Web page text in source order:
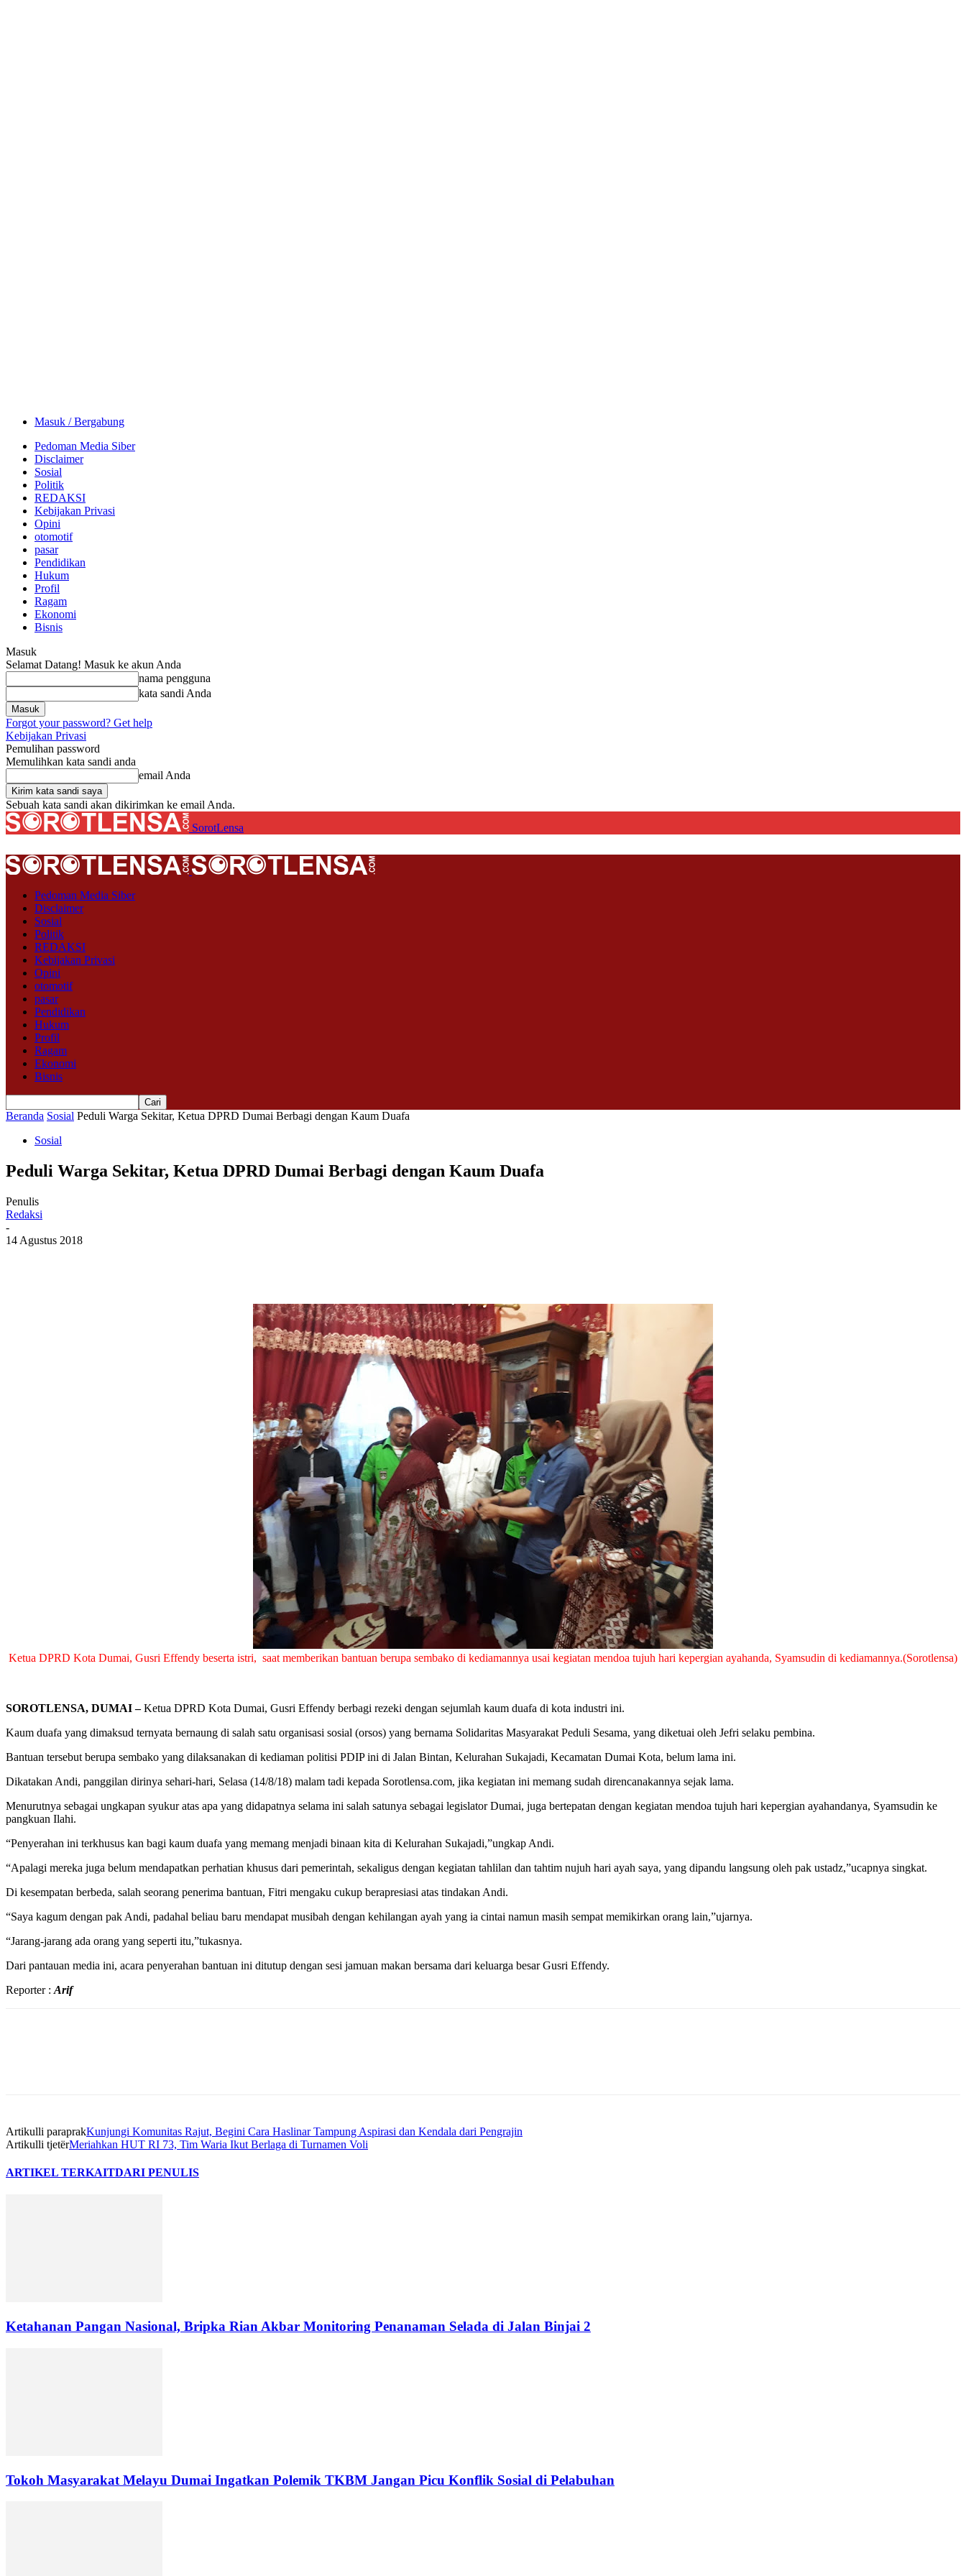
Masuk / Bergabung
Pedoman Media Siber
Disclaimer
Sosial
Politik
REDAKSI
Kebijakan Privasi
Opini
otomotif
pasar
Pendidikan
Hukum
Profil
Ragam
Ekonomi
Bisnis
Masuk
Selamat Datang! Masuk ke akun Anda
nama pengguna
kata sandi Anda
Forgot your password? Get help
Kebijakan Privasi
Pemulihan password
Memulihkan kata sandi anda
email Anda
Sebuah kata sandi akan dikirimkan ke email Anda.
SorotLensa
Pedoman Media Siber
Disclaimer
Sosial
Politik
REDAKSI
Kebijakan Privasi
Opini
otomotif
pasar
Pendidikan
Hukum
Profil
Ragam
Ekonomi
Bisnis
Beranda Sosial Peduli Warga Sekitar, Ketua DPRD Dumai Berbagi dengan Kaum Duafa
Sosial
Peduli Warga Sekitar, Ketua DPRD Dumai Berbagi dengan Kaum Duafa
Penulis
Redaksi
-
14 Agustus 2018
Ketua DPRD Kota Dumai, Gusri Effendy beserta istri, saat memberikan bantuan berupa sembako di kediamannya usai kegiatan mendoa tujuh hari kepergian ayahanda, Syamsudin di kediamannya.(Sorotlensa)
SOROTLENSA, DUMAI –Ketua DPRD Kota Dumai, Gusri Effendy berbagi rezeki dengan sejumlah kaum duafa di kota industri ini.
Kaum duafa yang dimaksud ternyata bernaung di salah satu organisasi sosial (orsos) yang bernama Solidaritas Masyarakat Peduli Sesama, yang diketuai oleh Jefri selaku pembina.
Bantuan tersebut berupa sembako yang dilaksanakan di kediaman politisi PDIP ini di Jalan Bintan, Kelurahan Sukajadi, Kecamatan Dumai Kota, belum lama ini.
Dikatakan Andi, panggilan dirinya sehari-hari, Selasa (14/8/18) malam tadi kepada Sorotlensa.com, jika kegiatan ini memang sudah direncanakannya sejak lama.
Menurutnya sebagai ungkapan syukur atas apa yang didapatnya selama ini salah satunya sebagai legislator Dumai, juga bertepatan dengan kegiatan mendoa tujuh hari kepergian ayahandanya, Syamsudin ke
pangkuan Ilahi.
“Penyerahan ini terkhusus kan bagi kaum duafa yang memang menjadi binaan kita di Kelurahan Sukajadi,”ungkap Andi.
“Apalagi mereka juga belum mendapatkan perhatian khusus dari pemerintah, sekaligus dengan kegiatan tahlilan dan tahtim nujuh hari ayah saya, yang dipandu langsung oleh pak ustadz,”ucapnya singkat.
Di kesempatan berbeda, salah seorang penerima bantuan, Fitri mengaku cukup berapresiasi atas tindakan Andi.
“Saya kagum dengan pak Andi, padahal beliau baru mendapat musibah dengan kehilangan ayah yang ia cintai namun masih sempat memikirkan orang lain,”ujarnya.
“Jarang-jarang ada orang yang seperti itu,”tukasnya.
Dari pantauan media ini, acara penyerahan bantuan ini ditutup dengan sesi jamuan makan bersama dari keluarga besar Gusri Effendy.
Reporter : Arif
Artikulli paraprakKunjungi Komunitas Rajut, Begini Cara Haslinar Tampung Aspirasi dan Kendala dari Pengrajin
Artikulli tjetërMeriahkan HUT RI 73, Tim Waria Ikut Berlaga di Turnamen Voli
ARTIKEL TERKAITDARI PENULIS
Ketahanan Pangan Nasional, Bripka Rian Akbar Monitoring Penanaman Selada di Jalan Binjai 2
Tokoh Masyarakat Melayu Dumai Ingatkan Polemik TKBM Jangan Picu Konflik Sosial di Pelabuhan